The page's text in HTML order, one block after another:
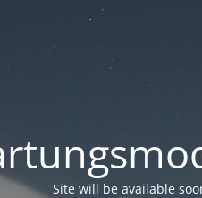
Site will be available